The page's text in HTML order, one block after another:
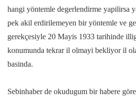
hangi yöntemle degerlendirme yapilirsa
pek akil erdirilemeyen bir yöntemle ve
gerekçesiyle 20 Mayis 1933 tarihinde
konumunda tekrar il olmayi bekliyor il
basinda.
Sebinhaber de okudugum bir habere